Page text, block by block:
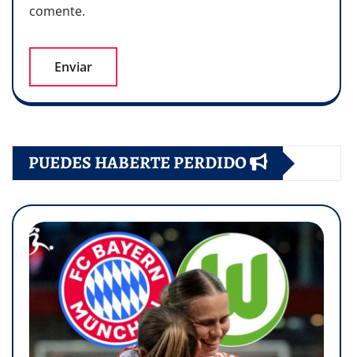
comente.
PUEDES HABERTE PERDIDO